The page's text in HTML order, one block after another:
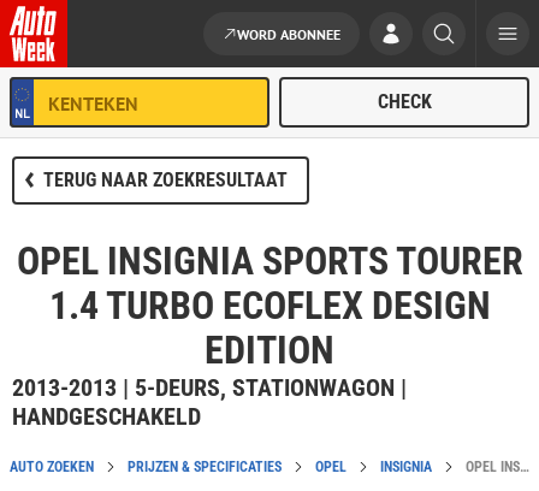
Ga naar de inhoud
WORD ABONNEE
TERUG NAAR ZOEKRESULTAAT
OPEL INSIGNIA SPORTS TOURER
1.4 TURBO ECOFLEX DESIGN
EDITION
2013-2013 | 5-DEURS, STATIONWAGON |
HANDGESCHAKELD
AUTO ZOEKEN PRIJZEN & SPECIFICATIES OPEL INSIGNIA OPEL INSIGNIA SPORTS TOURER 1.4 TURBO ECOFLEX DESIGN EDITION CATALOGUSPRIJS EN SPECIFICATIES